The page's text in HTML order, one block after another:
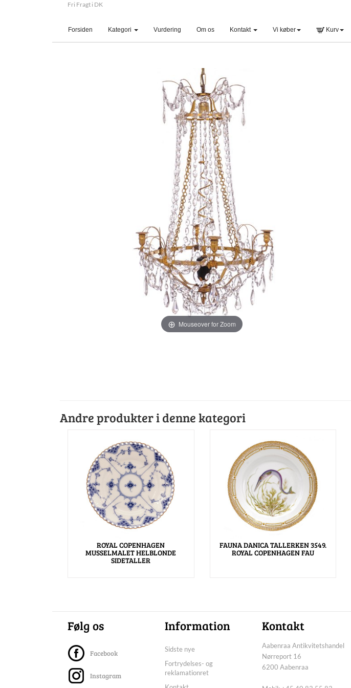
Fri Fragt i DK
Forsiden (current)Kategori Vurdering Om os Kontakt Vi køber Kurv
Mouseover for Zoom
Andre produkter i denne kategori
ROYAL COPENHAGEN
MUSSELMALET HELBLONDE
SIDETALLER
FAUNA DANICA TALLERKEN 3549.
ROYAL COPENHAGEN FAU
Følg os
Facebook
Instagram
Information
Sidste nye
Fortrydelses- og
reklamationret
Kontakt
Aabenraa Antikvitetshandel
Nørreport 16
6200 Aabenraa